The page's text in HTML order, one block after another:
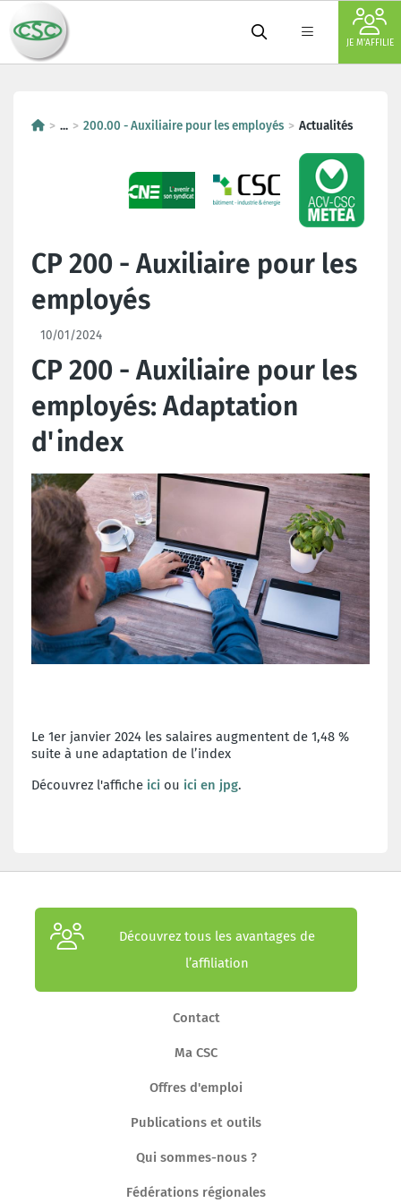
JE M'AFFILIE
... 200.00 - Auxiliaire pour les employés Actualités
CP 200 - Auxiliaire pour les
employés
10/01/2024
CP 200 - Auxiliaire pour les
employés: Adaptation
d'index
Le 1er janvier 2024 les salaires augmentent de 1,48 %
suite à une adaptation de l’index
Découvrez l'affiche ici ou ici en jpg.
Découvrez tous les avantages de
l’affiliation
Contact
Ma CSC
Offres d'emploi
Publications et outils
Qui sommes-nous ?
Fédérations régionales